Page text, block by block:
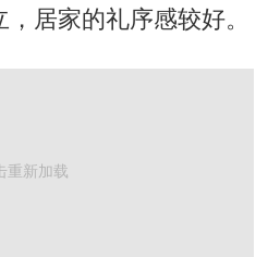
居家的礼序感较好。